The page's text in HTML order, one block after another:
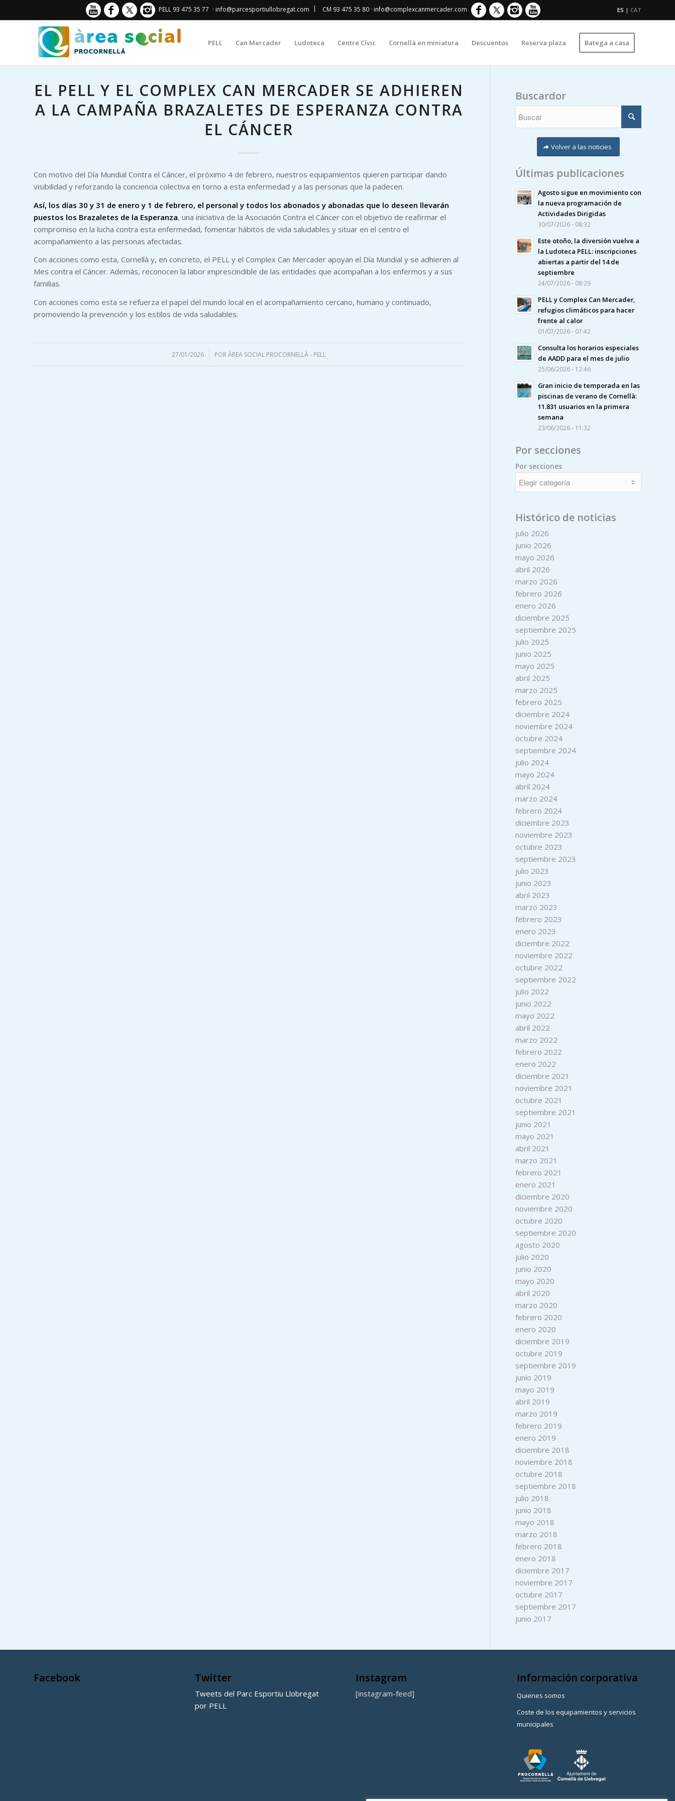
PELL 93 475 35 77 · info@parcesportiullobregat.com | CM 93 475 35 80· info@complexcanmercader.com ES | CAT
PELL Can Mercader Ludoteca Centre Cívic Cornellà en miniatura Descuentos Reserva plaza Batega a casa
EL PELL Y EL COMPLEX CAN MERCADER SE ADHIEREN
A LA CAMPAÑA BRAZALETES DE ESPERANZA CONTRA
EL CÁNCER
Con motivo del Día Mundial Contra el Cáncer, el próximo 4 de febrero, nuestros equipamientos quieren participar dando
visibilidad y reforzando la conciencia colectiva en torno a esta enfermedad y a las personas que la padecen.
Así, los días 30 y 31 de enero y 1 de febrero, el personal y todos los abonados y abonadas que lo deseen llevarán
puestos los Brazaletes de la Esperanza, una iniciativa de la Asociación Contra el Cáncer con el objetivo de reafirmar el
compromiso en la lucha contra esta enfermedad, fomentar hábitos de vida saludables y situar en el centro el
acompañamiento a las personas afectadas.
Con acciones como esta, Cornellà y, en concreto, el PELL y el Complex Can Mercader apoyan el Día Mundial y se adhieren al
Mes contra el Cáncer. Además, reconocen la labor imprescindible de las entidades que acompañan a los enfermos y a sus
familias.
Con acciones como esta se refuerza el papel del mundo local en el acompañamiento cercano, humano y continuado,
promoviendo la prevención y los estilos de vida saludables.
27/01/2026
/ PORÀREA SOCIAL PROCORNELLÀ - PELL
Buscardor
Volver a las noticies
Últimas publicaciones
Agosto sigue en movimiento con
la nueva programación de
Actividades Dirigidas
30/07/2026 - 08:32
Este otoño, la diversión vuelve a
la Ludoteca PELL: inscripciones
abiertas a partir del 14 de
septiembre
24/07/2026 - 08:29
PELL y Complex Can Mercader,
refugios climáticos para hacer
frente al calor
01/07/2026 - 07:42
Consulta los horarios especiales
de AADD para el mes de julio
25/06/2026 - 12:46
Gran inicio de temporada en las
piscinas de verano de Cornellà:
11.831 usuarios en la primera
semana
23/06/2026 - 11:32
Por secciones
Por secciones
Histórico de noticias
julio 2026
junio 2026
mayo 2026
abril 2026
marzo 2026
febrero 2026
enero 2026
diciembre 2025
septiembre 2025
julio 2025
junio 2025
mayo 2025
abril 2025
marzo 2025
febrero 2025
diciembre 2024
noviembre 2024
octubre 2024
septiembre 2024
julio 2024
mayo 2024
abril 2024
marzo 2024
febrero 2024
diciembre 2023
noviembre 2023
octubre 2023
septiembre 2023
julio 2023
junio 2023
abril 2023
marzo 2023
febrero 2023
enero 2023
diciembre 2022
noviembre 2022
octubre 2022
septiembre 2022
julio 2022
junio 2022
mayo 2022
abril 2022
marzo 2022
febrero 2022
enero 2022
diciembre 2021
noviembre 2021
octubre 2021
septiembre 2021
junio 2021
mayo 2021
abril 2021
marzo 2021
febrero 2021
enero 2021
diciembre 2020
noviembre 2020
octubre 2020
septiembre 2020
agosto 2020
julio 2020
junio 2020
mayo 2020
abril 2020
marzo 2020
febrero 2020
enero 2020
diciembre 2019
octubre 2019
septiembre 2019
junio 2019
mayo 2019
abril 2019
marzo 2019
febrero 2019
enero 2019
diciembre 2018
noviembre 2018
octubre 2018
septiembre 2018
julio 2018
junio 2018
mayo 2018
marzo 2018
febrero 2018
enero 2018
diciembre 2017
noviembre 2017
octubre 2017
septiembre 2017
junio 2017
Facebook Twitter
Tweets del Parc Esportiu Llobregat
por PELL
Instagram
[instagram-feed]
Información corporativa
Quienes somos
Coste de los equipamientos y servicios
municipales